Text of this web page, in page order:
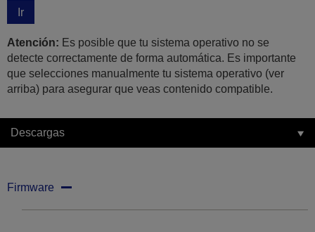
Ir
Atención: Es posible que tu sistema operativo no se
detecte correctamente de forma automática. Es importante
que selecciones manualmente tu sistema operativo (ver
arriba) para asegurar que veas contenido compatible.
Descargas
Firmware